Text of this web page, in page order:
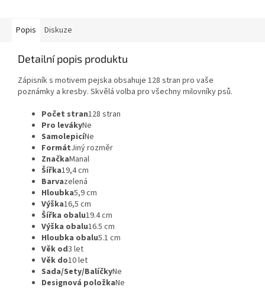
Popis Diskuze
Detailní popis produktu
Zápisník s motivem pejska obsahuje 128 stran pro vaše
poznámky a kresby. Skvělá volba pro všechny milovníky psů.
Počet stran128 stran
Pro levákyNe
SamolepicíNe
FormátJiný rozměr
ZnačkaManal
Šířka19,4 cm
Barvazelená
Hloubka5,9 cm
Výška16,5 cm
Šířka obalu19.4 cm
Výška obalu16.5 cm
Hloubka obalu5.1 cm
Věk od3 let
Věk do10 let
Sada/Sety/BalíčkyNe
Designová položkaNe